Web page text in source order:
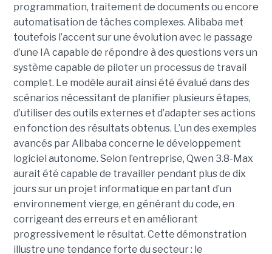
programmation, traitement de documents ou encore
automatisation de tâches complexes. Alibaba met
toutefois l’accent sur une évolution avec le passage
d’une IA capable de répondre à des questions vers un
système capable de piloter un processus de travail
complet. Le modèle aurait ainsi été évalué dans des
scénarios nécessitant de planifier plusieurs étapes,
d’utiliser des outils externes et d’adapter ses actions
en fonction des résultats obtenus. L’un des exemples
avancés par Alibaba concerne le développement
logiciel autonome. Selon l’entreprise, Qwen 3.8-Max
aurait été capable de travailler pendant plus de dix
jours sur un projet informatique en partant d’un
environnement vierge, en générant du code, en
corrigeant des erreurs et en améliorant
progressivement le résultat. Cette démonstration
illustre une tendance forte du secteur : le